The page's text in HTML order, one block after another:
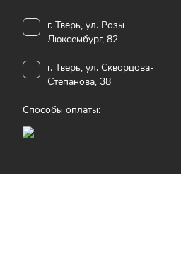
г. Тверь, ул. Розы
Люксембург, 82
г. Тверь, ул. Скворцова-
Степанова, 38
Способы оплаты: